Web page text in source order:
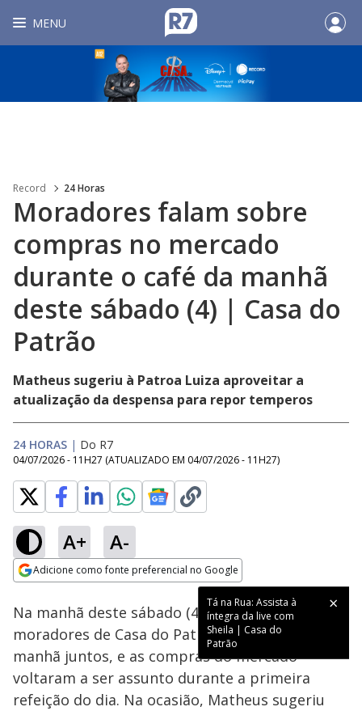
MENU
Record 24 Horas
Moradores falam sobre
compras no mercado
durante o café da manhã
deste sábado (4) | Casa do
Patrão
Matheus sugeriu à Patroa Luiza aproveitar a
atualização da despensa para repor temperos
24 HORAS | Do R7
04/07/2026 - 11H27 (ATUALIZADO EM 04/07/2026 - 11H27)
A+ A-
Adicione como fonte preferencial no Google
Tá na Rua: Assista à
íntegra da live com
Sheila | Casa do
Patrão
Ativar
Loaded
70.13%
Na manhã deste sábado (4), os quatro
moradores de Casa do Patrão tomaram café da
manhã juntos, e as compras do mercado
voltaram a ser assunto durante a primeira
refeição do dia. Na ocasião, Matheus sugeriu